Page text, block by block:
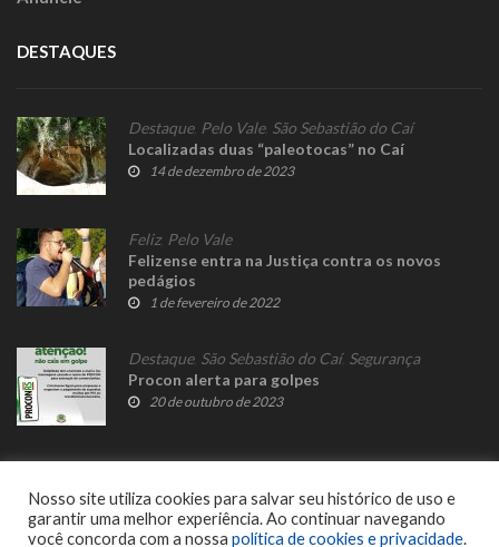
DESTAQUES
Destaque, Pelo Vale, São Sebastião do Caí
Localizadas duas “paleotocas” no Caí
14 de dezembro de 2023
Feliz, Pelo Vale
Felizense entra na Justiça contra os novos
pedágios
1 de fevereiro de 2022
Destaque, São Sebastião do Caí, Segurança
Procon alerta para golpes
20 de outubro de 2023
Nosso site utiliza cookies para salvar seu histórico de uso e
garantir uma melhor experiência. Ao continuar navegando
você concorda com a nossa política de cookies e privacidade.